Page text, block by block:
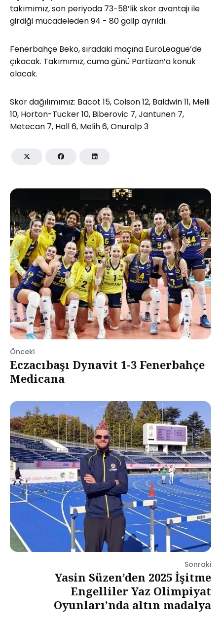
takımımız, son periyoda 73-58’lik skor avantajı ile
girdiği mücadeleden 94 - 80 galip ayrıldı.
Fenerbahçe Beko, sıradaki maçına EuroLeague’de
çıkacak. Takımımız, cuma günü Partizan’a konuk
olacak.
Skor dağılımımız: Bacot 15, Colson 12, Baldwin 11, Melli
10, Horton-Tucker 10, Biberovic 7, Jantunen 7,
Metecan 7, Hall 6, Melih 6, Onuralp 3
Önceki
Eczacıbaşı Dynavit 1-3 Fenerbahçe
Medicana
Sonraki
Yasin Süzen’den 2025 İşitme
Engelliler Yaz Olimpiyat
Oyunları’nda altın madalya